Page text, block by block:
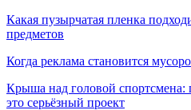
Какая пузырчатая пленка
предметов
Когда реклама становится
Крыша над головой
это серьёзный проект